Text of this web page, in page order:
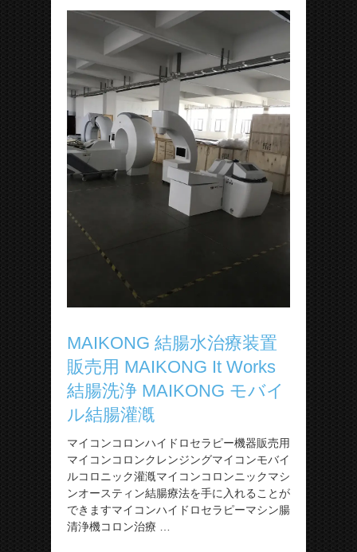
MAIKONG 結腸水治療装置
販売用 MAIKONG It Works
結腸洗浄 MAIKONG モバイ
ル結腸灌漑
マイコンコロンハイドロセラピー機器販売用
マイコンコロンクレンジングマイコンモバイ
ルコロニック灌漑マイコンコロンニックマシ
ンオースティン結腸療法を手に入れることが
できますマイコンハイドロセラピーマシン腸
清浄機コロン治療 …